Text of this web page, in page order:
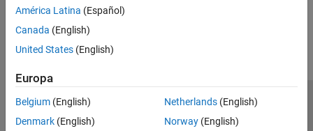
América Latina (Español)
Canada (English)
United States (English)
Europa
Belgium (English)
Denmark (English)
Netherlands(English)
Norway(English)
Centro de confianza
Marcas comerciales
Política de privacidad
Antipiratería
Estado de las aplicaciones